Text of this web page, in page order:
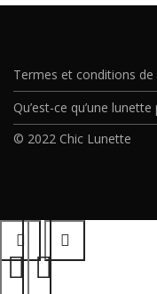
Termes et conditions de
Qu’est-ce qu’une
© 2022 Chic Lunette